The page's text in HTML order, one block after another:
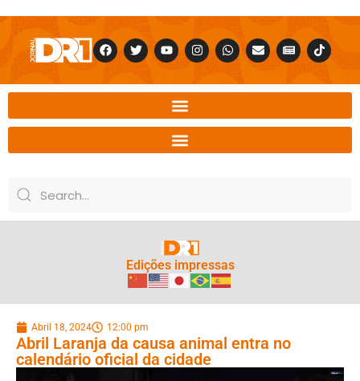
Edições impressas
Abril 18, 2024 12:00 pm
Abril Laranja da causa animal entra no
calendário oficial da cidade